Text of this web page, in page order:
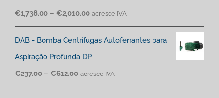
€1,738.00 – €2,010.00 acresce IVA
DAB - Bomba Centrifugas Autoferrantes para
Aspiração Profunda DP
€237.00 – €612.00 acresce IVA